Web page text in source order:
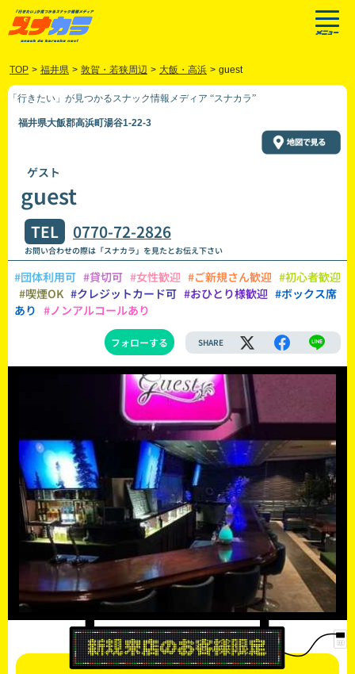
TOP > 福井県 > 敦賀・若狭周辺 > 大飯・高浜 > guest
「行きたい」が見つかるスナック情報メディア “スナカラ”
福井県大飯郡高浜町湯谷1-22-3
ゲスト
guest
TEL 0770-72-2826
お問い合わせの際は「スナカラ」を見たとお伝え下さい
#団体利用可 #貸切可 #女性歓迎 #ご新規さん歓迎 #初心者歓迎
#喫煙OK #クレジットカード可 #おひとり様歓迎 #ボックス席
あり #ノンアルコールあり
フォローする SHARE